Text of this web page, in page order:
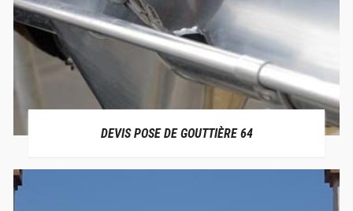
DEVIS POSE DE GOUTTIÈRE 64